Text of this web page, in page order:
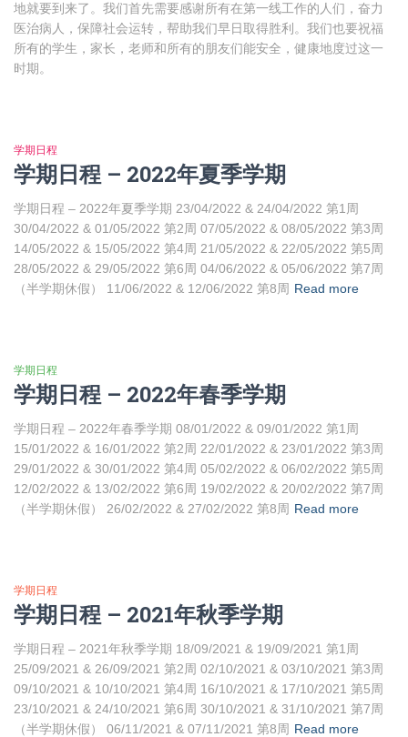
地就要到来了。我们首先需要感谢所有在第一线工作的人们，奋力
医治病人，保障社会运转，帮助我们早日取得胜利。我们也要祝福
所有的学生，家长，老师和所有的朋友们能安全，健康地度过这一
时期。
学期日程
学期日程 – 2022年夏季学期
学期日程 – 2022年夏季学期 23/04/2022 & 24/04/2022 第1周
30/04/2022 & 01/05/2022 第2周 07/05/2022 & 08/05/2022 第3周
14/05/2022 & 15/05/2022 第4周 21/05/2022 & 22/05/2022 第5周
28/05/2022 & 29/05/2022 第6周 04/06/2022 & 05/06/2022 第7周
（半学期休假） 11/06/2022 & 12/06/2022 第8周 Read more
学期日程
学期日程 – 2022年春季学期
学期日程 – 2022年春季学期 08/01/2022 & 09/01/2022 第1周
15/01/2022 & 16/01/2022 第2周 22/01/2022 & 23/01/2022 第3周
29/01/2022 & 30/01/2022 第4周 05/02/2022 & 06/02/2022 第5周
12/02/2022 & 13/02/2022 第6周 19/02/2022 & 20/02/2022 第7周
（半学期休假） 26/02/2022 & 27/02/2022 第8周 Read more
学期日程
学期日程 – 2021年秋季学期
学期日程 – 2021年秋季学期 18/09/2021 & 19/09/2021 第1周
25/09/2021 & 26/09/2021 第2周 02/10/2021 & 03/10/2021 第3周
09/10/2021 & 10/10/2021 第4周 16/10/2021 & 17/10/2021 第5周
23/10/2021 & 24/10/2021 第6周 30/10/2021 & 31/10/2021 第7周
（半学期休假） 06/11/2021 & 07/11/2021 第8周 Read more